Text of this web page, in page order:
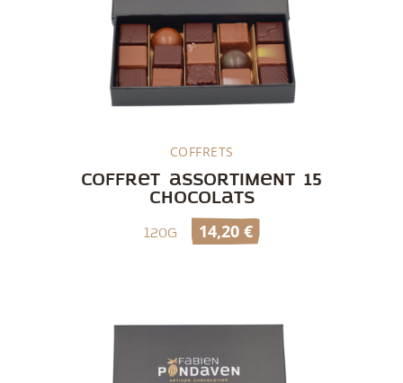
Découvrir
Coffret assortiment 15
chocolats
COFFRETS
120g 14,20 €